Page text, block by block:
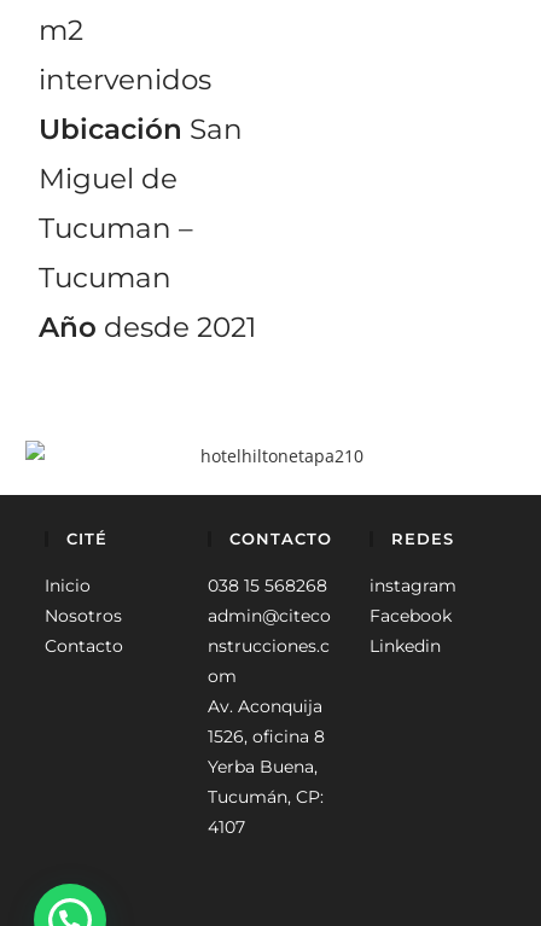
m2
intervenidos
Ubicación San
Miguel de
Tucuman –
Tucuman
Año desde 2021
CITÉ
Inicio
Nosotros
Contacto
CONTACTO
038 15 568268
admin@citeco
nstrucciones.c
om
Av. Aconquija
1526, oficina 8
Yerba Buena,
Tucumán, CP:
4107
REDES
instagram
Facebook
Linkedin